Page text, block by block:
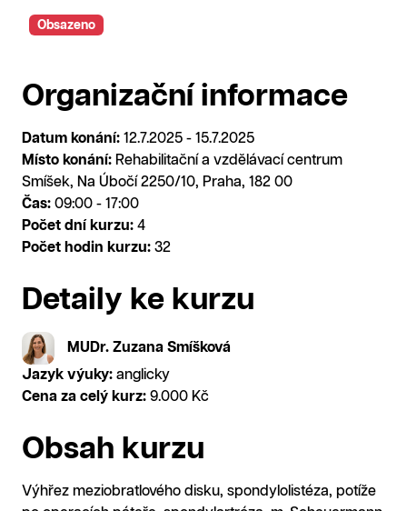
Obsazeno
Organizační informace
Datum konání: 12.7.2025 - 15.7.2025
Místo konání: Rehabilitační a vzdělávací centrum
Smíšek, Na Úbočí 2250/10, Praha, 182 00
Čas: 09:00 - 17:00
Počet dní kurzu: 4
Počet hodin kurzu: 32
Detaily ke kurzu
MUDr. Zuzana Smíšková
Jazyk výuky: anglicky
Cena za celý kurz: 9.000 Kč
Obsah kurzu
Výhřez meziobratlového disku, spondylolistéza, potíže